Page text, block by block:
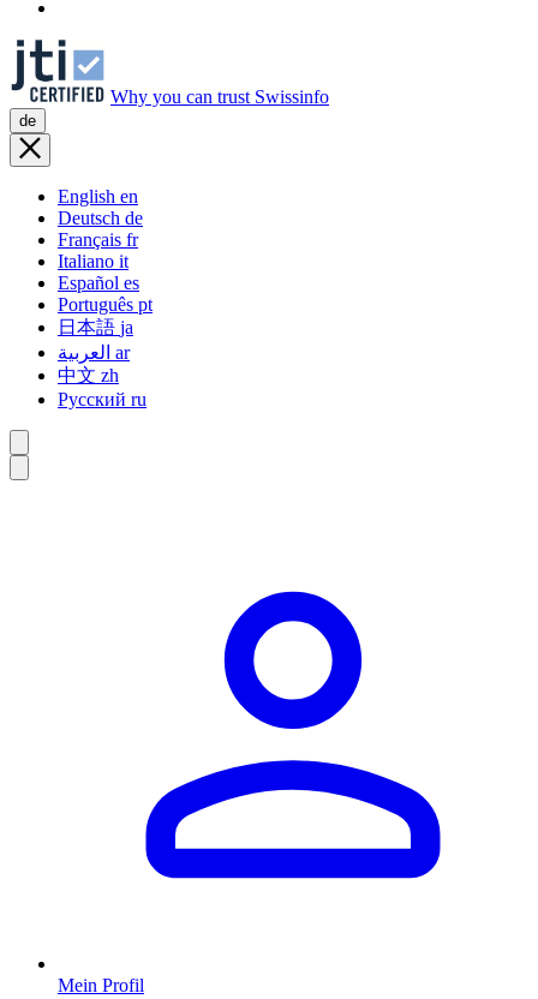
Why you can trust Swissinfo
de
English en
Deutsch de
Français fr
Italiano it
Español es
Português pt
日本語 ja
ar
中文 zh
Русский ru
Mein Profil